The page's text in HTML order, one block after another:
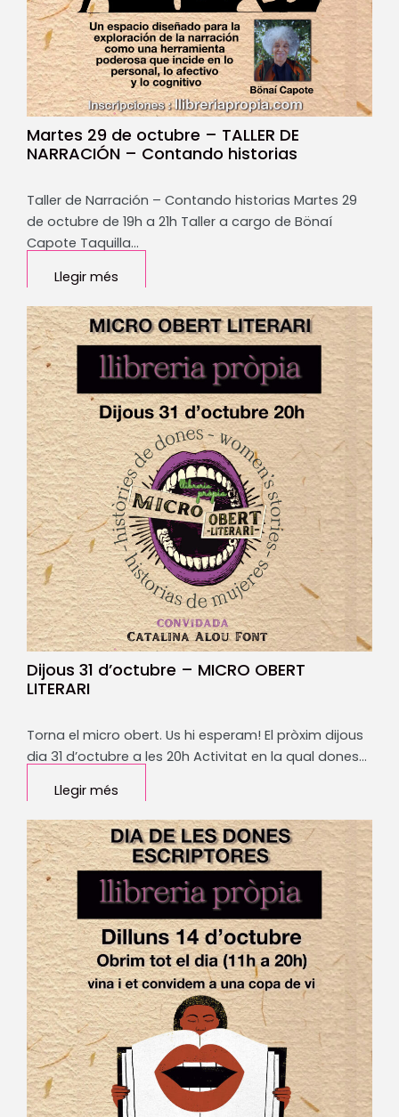
Martes 29 de octubre – TALLER DE
NARRACIÓN – Contando historias
Taller de Narración – Contando historias Martes 29
de octubre de 19h a 21h Taller a cargo de Bönaí
Capote Taquilla…
Llegir més
Dijous 31 d’octubre – MICRO OBERT
LITERARI
Torna el micro obert. Us hi esperam! El pròxim dijous
dia 31 d’octubre a les 20h Activitat en la qual dones…
Llegir més